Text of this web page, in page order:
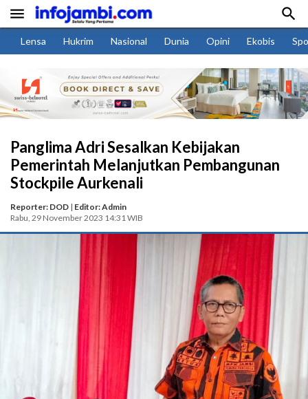
 
Lensa Hukrim Nasional Dunia Opini Ekobis
Panglima Adri Sesalkan Kebijakan
Pemerintah Melanjutkan Pembangunan
Stockpile Aurkenali
Reporter: DOD | Editor: Admin
Rabu, 29 November 2023 14:31 WIB